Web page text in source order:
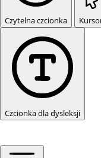
Czytelna czcionka
Czcionka dla dysleksji